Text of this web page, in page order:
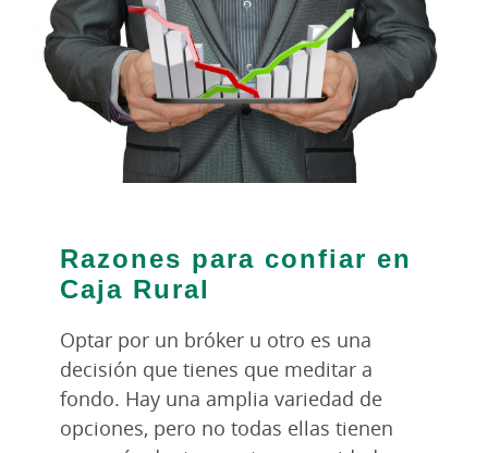
Razones para confiar en
Caja Rural
Optar por un bróker u otro es una
decisión que tienes que meditar a
fondo. Hay una amplia variedad de
opciones, pero no todas ellas tienen